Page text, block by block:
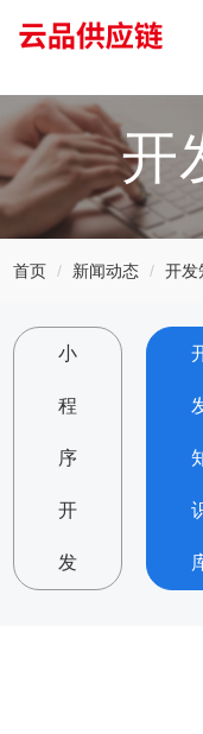
开
首页 新闻动态 开发
小
程
序
开
发